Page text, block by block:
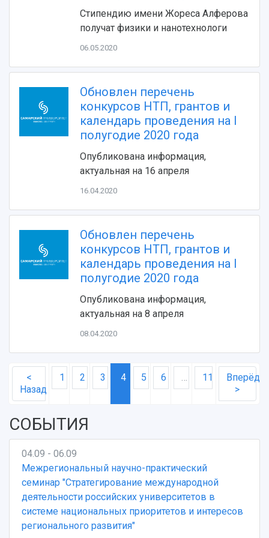
Устойчивое развитие
Музеи
Учебный аэродром
Центр истории авиационных двигателей
Ботанический сад
Умный дом бабочек
Сведения об образовательной организации
Официальные документы
Противодействие COVID-19
Журналы Самарского университета
Научные конференции
Отчеты о проведенных конференциях
Стипендию имени Жореса Алферова
получат физики и нанотехнологи
06.05.2020
Обновлен перечень
конкурсов НТП, грантов и
календарь проведения на I
полугодие 2020 года
Опубликована информация,
актуальная на 16 апреля
16.04.2020
Обновлен перечень
конкурсов НТП, грантов и
календарь проведения на I
полугодие 2020 года
Опубликована информация,
актуальная на 8 апреля
08.04.2020
<
Назад
1 2 3 4 5 6 … 11
Вперёд
>
СОБЫТИЯ
04.09 - 06.09
Межрегиональный научно-практический
семинар "Стратегирование международной
деятельности российских университетов в
системе национальных приоритетов и интересов
регионального развития"